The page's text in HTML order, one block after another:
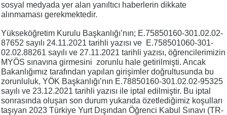
sosyal medyada yer alan yanıltıcı haberlerin dikkate
alınmaması gerekmektedir.
Yükseköğretim Kurulu Başkanlığı’nın; E.75850160-301.02.02-
87652 sayılı 24.11.2021 tarihli yazısı ve E.758501060-301-
02.02.88261 sayılı ve 27.11.2021 tarihli yazısı, öğrencilerimizin
MYÖS sınavına girmesini zorunlu hale getirilmişti. Ancak
Bakanlığımız tarafından yapılan girişimler doğrultusunda bu
zorunluluk, YÖK Başkanlığı’nın E.78850160-301.02.02-95325
sayılı ve 23.12.2021 tarihli yazısı ile iptal edilmiştir. Bu iptal
sonrasında oluşan son durum yukarıda özetlediğimiz koşulları
taşıyan 2023 Türkiye Yurt Dışından Öğrenci Kabul Sınavı (TR-